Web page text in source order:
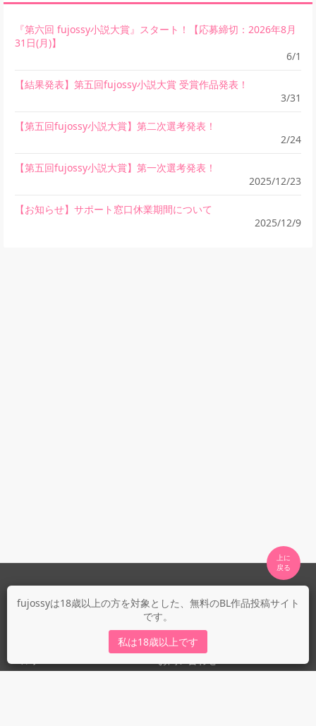
fujossyは18歳以上の方を対象とした、無料のBL作品投稿サイト
です。
私は18歳以上です
『第六回 fujossy小説大賞』スタート！【応募締切：2026年8月
31日(月)】
6/1
【結果発表】第五回fujossy小説大賞 受賞作品発表！
3/31
【第五回fujossy小説大賞】第二次選考発表！
2/24
【第五回fujossy小説大賞】第一次選考発表！
2025/12/23
【お知らせ】サポート窓口休業期間について
2025/12/9
上に
fujossyについて
fujossy運営ブログ